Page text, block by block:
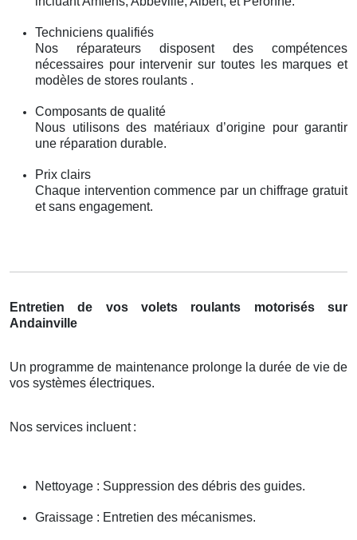
Techniciens qualifiés
Nos réparateurs disposent des compétences
nécessaires pour intervenir sur toutes les marques et
modèles de stores roulants .
Composants de qualité
Nous utilisons des matériaux d’origine pour garantir
une réparation durable.
Prix clairs
Chaque intervention commence par un chiffrage gratuit
et sans engagement.
Entretien de vos volets roulants motorisés sur
Andainville
Un programme de maintenance prolonge la durée de vie de
vos systèmes électriques.
Nos services incluent :
Nettoyage : Suppression des débris des guides.
Graissage : Entretien des mécanismes.